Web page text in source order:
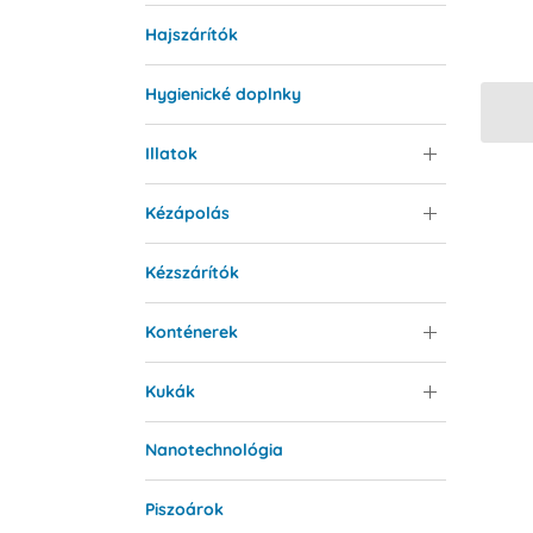
Hajszárítók
Hygienické doplnky
Illatok
Kézápolás
Kézszárítók
Konténerek
Kukák
Nanotechnológia
Piszoárok